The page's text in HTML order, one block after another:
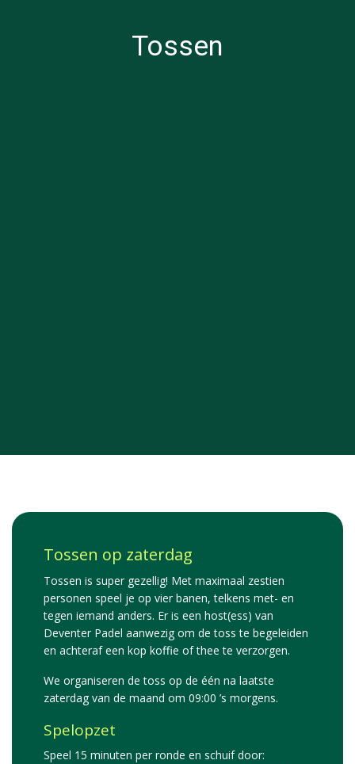
Tossen
Tossen op zaterdag
Tossen is super gezellig! Met maximaal zestien
personen speel je op vier banen, telkens met- en
tegen iemand anders. Er is een host(ess) van
Deventer Padel aanwezig om de toss te begeleiden
en achteraf een kop koffie of thee te verzorgen.
We organiseren de toss op de één na laatste
zaterdag van de maand om 09:00 ’s morgens.
Spelopzet
Speel 15 minuten per ronde en schuif door: